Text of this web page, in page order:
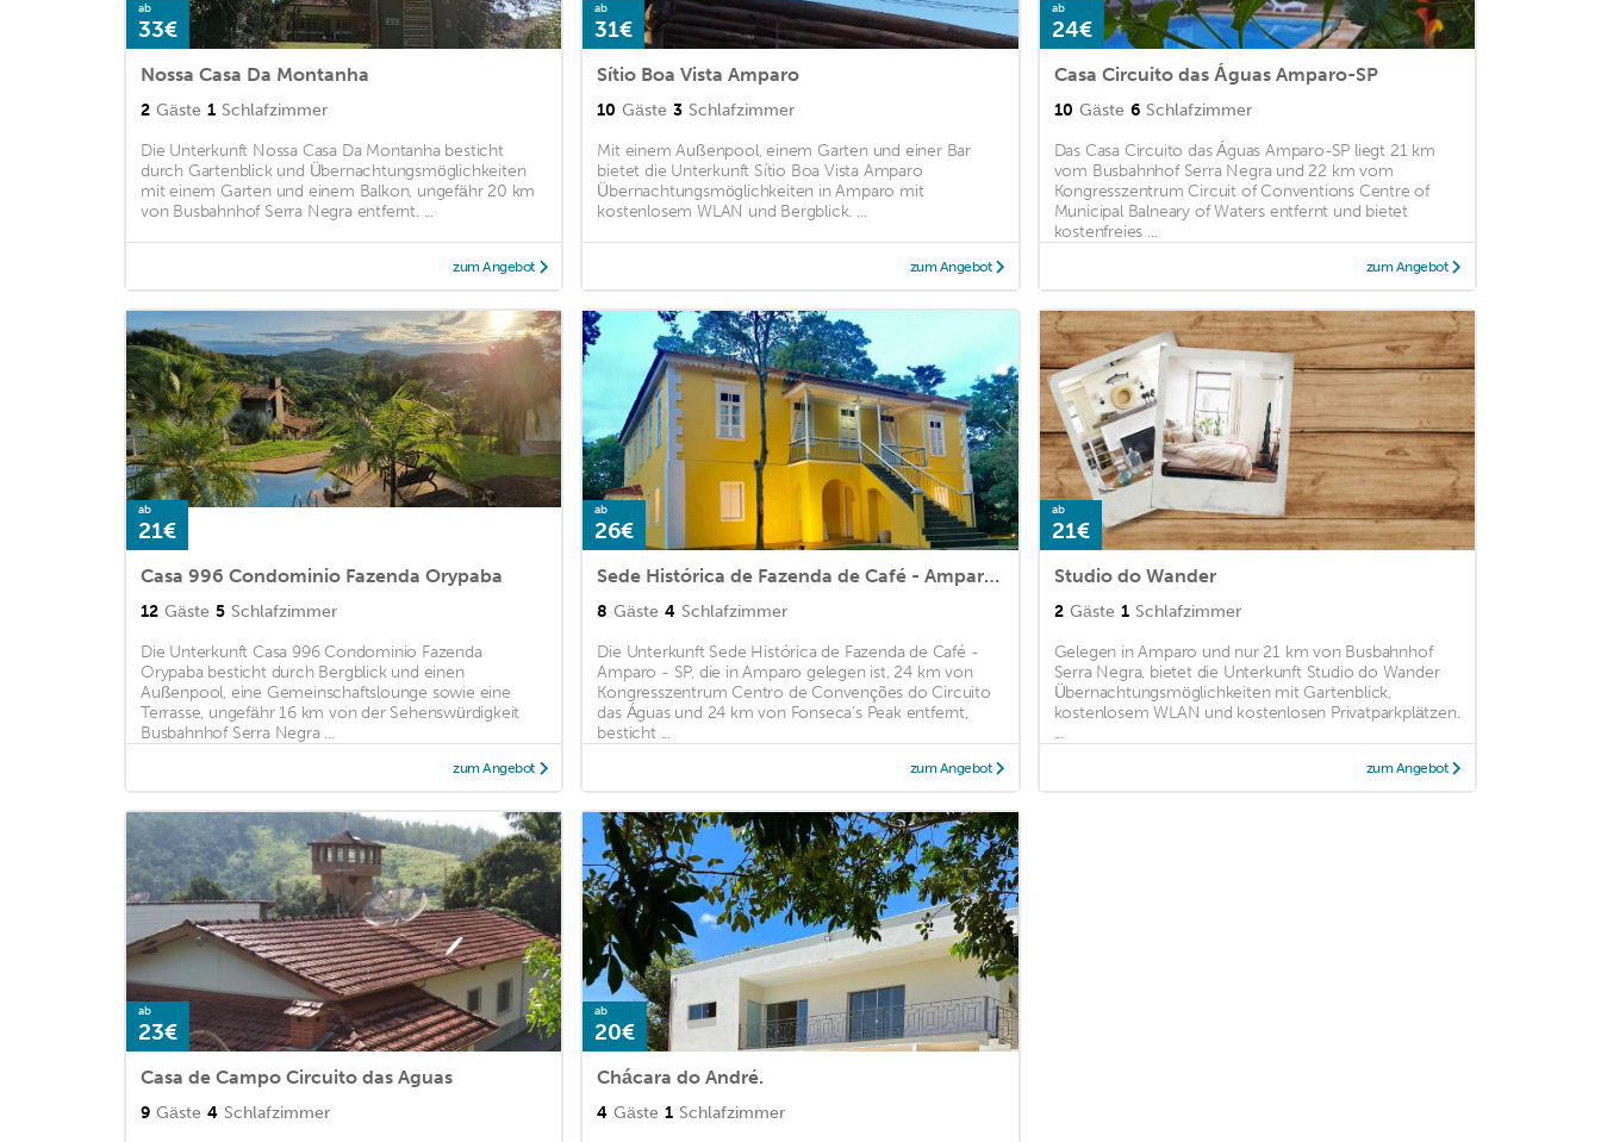
ab
33€
Nossa Casa Da Montanha
2 Gäste 1 Schlafzimmer
Die Unterkunft Nossa Casa Da Montanha besticht
durch Gartenblick und Übernachtungsmöglichkeiten
mit einem Garten und einem Balkon, ungefähr 20 km
von Busbahnhof Serra Negra entfernt. ...
zum Angebot
ab
31€
Sítio Boa Vista Amparo
10 Gäste 3 Schlafzimmer
Mit einem Außenpool, einem Garten und einer Bar
bietet die Unterkunft Sítio Boa Vista Amparo
Übernachtungsmöglichkeiten in Amparo mit
kostenlosem WLAN und Bergblick. ...
zum Angebot
ab
24€
Casa Circuito das Águas Amparo-SP
10 Gäste 6 Schlafzimmer
Das Casa Circuito das Águas Amparo-SP liegt 21 km
vom Busbahnhof Serra Negra und 22 km vom
Kongresszentrum Circuit of Conventions Centre of
Municipal Balneary of Waters entfernt und bietet
kostenfreies ...
zum Angebot
ab
21€
Casa 996 Condominio Fazenda Orypaba
12 Gäste 5 Schlafzimmer
Die Unterkunft Casa 996 Condominio Fazenda
Orypaba besticht durch Bergblick und einen
Außenpool, eine Gemeinschaftslounge sowie eine
Terrasse, ungefähr 16 km von der Sehenswürdigkeit
Busbahnhof Serra Negra ...
zum Angebot
ab
26€
Sede Histórica de Fazenda de Café - Amparo - SP
8 Gäste 4 Schlafzimmer
Die Unterkunft Sede Histórica de Fazenda de Café -
Amparo - SP, die in Amparo gelegen ist, 24 km von
Kongresszentrum Centro de Convenções do Circuito
das Águas und 24 km von Fonseca's Peak entfernt,
besticht ...
zum Angebot
ab
21€
Studio do Wander
2 Gäste 1 Schlafzimmer
Gelegen in Amparo und nur 21 km von Busbahnhof
Serra Negra, bietet die Unterkunft Studio do Wander
Übernachtungsmöglichkeiten mit Gartenblick,
kostenlosem WLAN und kostenlosen Privatparkplätzen.
...
zum Angebot
ab
23€
Casa de Campo Circuito das Aguas
9 Gäste 4 Schlafzimmer
ab
20€
Chácara do André.
4 Gäste 1 Schlafzimmer